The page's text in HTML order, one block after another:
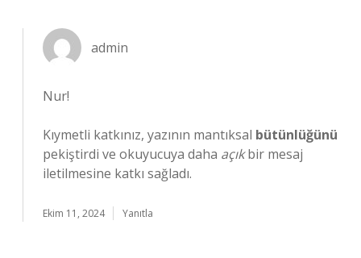
admin
Nur!
Kıymetli katkınız, yazının mantıksal bütünlüğünü
pekiştirdi ve okuyucuya daha açıkbir mesaj
iletilmesine katkı sağladı.
Ekim 11, 2024 Yanıtla